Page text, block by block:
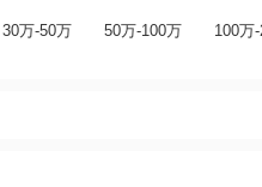
30万-50万 50万-100万 100万